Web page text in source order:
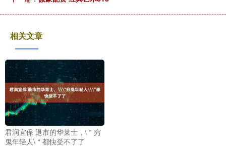
相关文章
君润宜保 退市的华莱士，\＂穷
鬼年轻人\＂都快受不了了